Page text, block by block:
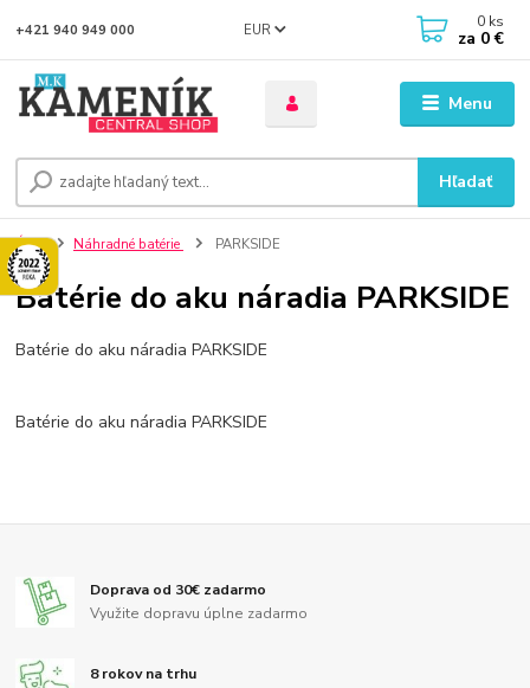
Menu
EUR
Hľadať
+421 940 949 000 0 ks
za 0 €
Úvod Náhradné batérie PARKSIDE
Batérie do aku náradia PARKSIDE
Batérie do aku náradia PARKSIDE
Batérie do aku náradia PARKSIDE
Doprava od 30€ zadarmo
Využite dopravu úplne zadarmo
8 rokov na trhu